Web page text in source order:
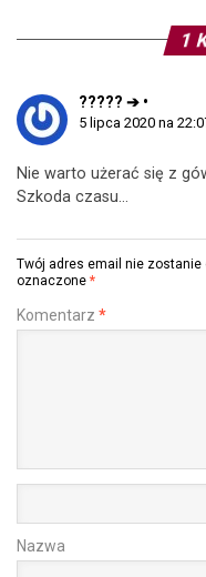
1
????? ➔ •
5 lipca 2020 na
Nie warto użerać się z
Szkoda czasu…
Twój adres email nie zostanie
oznaczone *
Komentarz *
Nazwa